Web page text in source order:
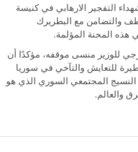
التفجير الارهابي في كنيسة
والتضامن مع البطريرك
هذه المحنة المؤلمة.
للوزير منسى موقفه، مؤكدًا أن
للتعايش والتآخي في سوريا
النسيج المجتمعي السوري الذي هو
والعالم .